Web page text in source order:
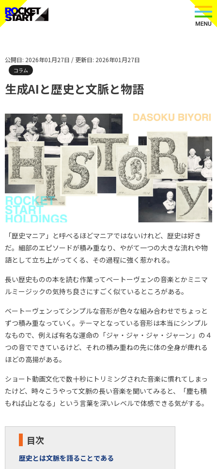
公開日: 2026年01月27日 / 更新日: 2026年01月27日
コラム
生成AIと歴史と文脈と物語
「歴史マニア」と呼べるほどマニアではないけれど、歴史は好き
だ。細部のエピソードが積み重なり、やがて一つの大きな流れや物
語として立ち上がってくる、その過程に強く惹かれる。
長い歴史ものの本を読む作業ってベートーヴェンの音楽とかミニマ
ルミージックの気持ち良さにすごく似ているところがある。
ベートーヴェンってシンプルな音形が色々な組み合わせでちょっと
ずつ積み重なっていく。テーマとなっている音形は本当にシンプル
なもので、例えば有名な運命の「ジャ・ジャ・ジャ・ジャーン」の４
つの音でできているけど、それの積み重ねの先に体の全身が痺れる
ほどの高揚がある。
ショート動画文化で数十秒にトリミングされた音楽に慣れてしまっ
たけど、時々こうやって文脈の長い音楽を聞いてみると、「塵も積
もれば山となる」という言葉を深いレベルで体感できる気がする。
目次
歴史とは文脈を語ることである